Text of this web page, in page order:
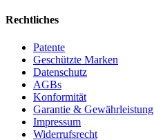
Rechtliches
Patente
Geschützte Marken
Datenschutz
AGBs
Konformität
Garantie & Gewährleistung
Impressum
Widerrufsrecht